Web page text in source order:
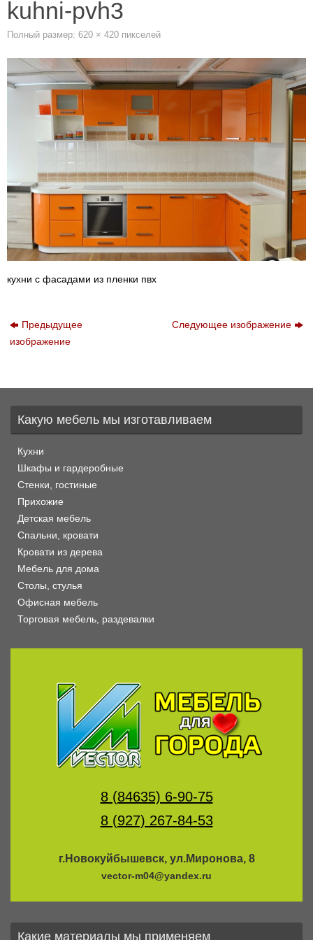
kuhni-pvh3
Полный размер: 620 × 420 пикселей
кухни с фасадами из пленки пвх
Предыдущее
изображение
Следующее изображение
Какую мебель мы изготавливаем
Кухни
Шкафы и гардеробные
Стенки, гостиные
Прихожие
Детская мебель
Спальни, кровати
Кровати из дерева
Мебель для дома
Столы, стулья
Офисная мебель
Торговая мебель, раздевалки
8 (84635) 6-90-75
8 (927) 267-84-53
г.Новокуйбышевск, ул.Миронова, 8
vector-m04@yandex.ru
Какие материалы мы применяем